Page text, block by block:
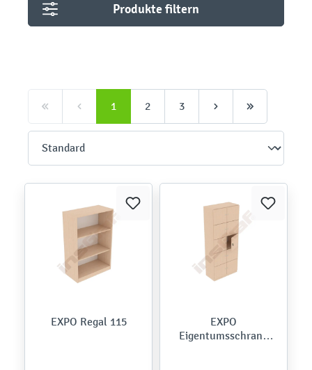
Produkte filtern
1 2 3
EXPO Regal 115
EXPO
Eigentumsschrank